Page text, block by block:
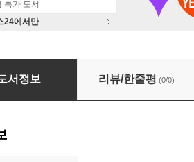
특가 도서
24에서만
서 김이 난다
서정보 리뷰/한줄평 (0/0)